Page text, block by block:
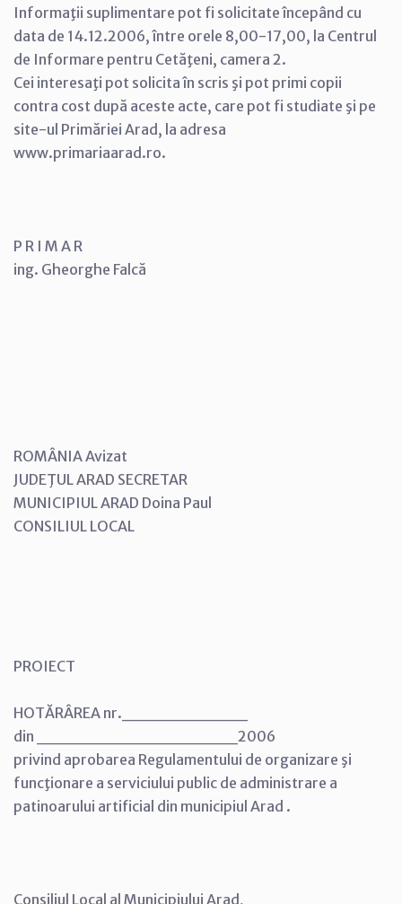
Informaţii suplimentare pot fi solicitate începând cu
data de 14.12.2006, între orele 8,00-17,00, la Centrul
de Informare pentru Cetăţeni, camera 2.
Cei interesaţi pot solicita în scris şi pot primi copii
contra cost după aceste acte, care pot fi studiate şi pe
site-ul Primăriei Arad, la adresa
www.primariaarad.ro.
P R I M A R
ing. Gheorghe Falcă
ROMÂNIA Avizat
JUDEŢUL ARAD SECRETAR
MUNICIPIUL ARAD Doina Paul
CONSILIUL LOCAL
PROIECT
HOTĂRÂREA nr.__________
din ________________2006
privind aprobarea Regulamentului de organizare şi
funcţionare a serviciului public de administrare a
patinoarului artificial din municipiul Arad .
Consiliul Local al Municipiului Arad,